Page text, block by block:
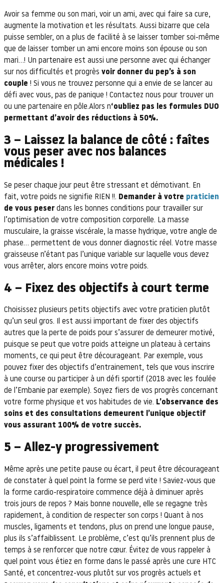
Avoir sa femme ou son mari, voir un ami, avec qui faire sa cure,
augmente la motivation et les résultats. Aussi bizarre que cela
puisse sembler, on a plus de facilité à se laisser tomber soi-même
que de laisser tomber un ami encore moins son épouse ou son
mari…! Un partenaire est aussi une personne avec qui échanger
sur nos difficultés et progrès voir donner du pep’s à son
couple ! Si vous ne trouvez personne qui a envie de se lancer au
défi avec vous, pas de panique ! Contactez nous pour trouver un
ou une partenaire en pôle.Alors n‘oubliez pas les formules DUO
permettant d’avoir des réductions à 50%.
3 – Laissez la balance de côté : faîtes
vous peser avec nos balances
médicales !
Se peser chaque jour peut être stressant et démotivant. En
fait, votre poids ne signifie RIEN !!. Demander à votre praticien
de vous peser dans les bonnes conditions pour travailler sur
l’optimisation de votre composition corporelle. La masse
musculaire, la graisse viscérale, la masse hydrique, votre angle de
phase… permettent de vous donner diagnostic réel. Votre masse
graisseuse n’étant pas l’unique variable sur laquelle vous devez
vous arrêter, alors encore moins votre poids.
4 – Fixez des objectifs à court terme
Choisissez plusieurs petits objectifs avec votre praticien plutôt
qu’un seul gros. Il est aussi important de fixer des objectifs
autres que la perte de poids pour s’assurer de demeurer motivé,
puisque se peut que votre poids atteigne un plateau à certains
moments, ce qui peut être décourageant. Par exemple, vous
pouvez fixer des objectifs d’entrainement, tels que vous inscrire
à une course ou participer à un défi sportif (2018 avec les foulée
de l’Embanie par exemple). Soyez fiers de vos progrès concernant
votre forme physique et vos habitudes de vie. L’observance des
soins et des consultations demeurent l’unique objectif
vous assurant 100% de votre succès.
5 – Allez-y progressivement
Même après une petite pause ou écart, il peut être décourageant
de constater à quel point la forme se perd vite ! Saviez-vous que
la forme cardio-respiratoire commence déjà à diminuer après
trois jours de repos ? Mais bonne nouvelle, elle se regagne très
rapidement, à condition de respecter son corps ! Quant à nos
muscles, ligaments et tendons, plus on prend une longue pause,
plus ils s’affaiblissent. Le problème, c’est qu’ils prennent plus de
temps à se renforcer que notre cœur. Évitez de vous rappeler à
quel point vous étiez en forme dans le passé après une cure HTC
Santé, et concentrez-vous plutôt sur vos progrès actuels et